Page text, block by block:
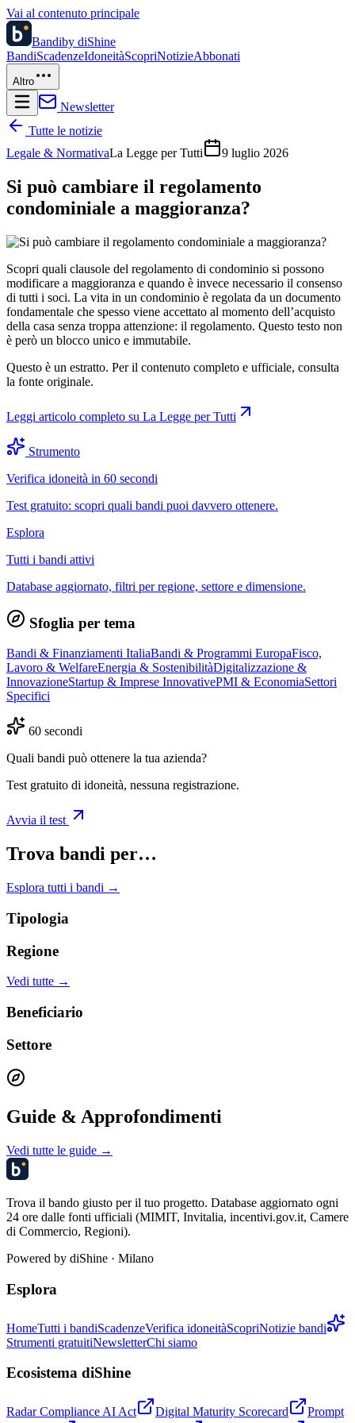
Vai al contenuto principale
Bandiby diShine
BandiScadenzeIdoneitàScopriNotizieAbbonati
Altro
Newsletter
Tutte le notizie
Legale & NormativaLa Legge per Tutti 9 luglio 2026
Si può cambiare il regolamento
condominiale a maggioranza?
Scopri quali clausole del regolamento di condominio si possono
modificare a maggioranza e quando è invece necessario il consenso
di tutti i soci. La vita in un condominio è regolata da un documento
fondamentale che spesso viene accettato al momento dell’acquisto
della casa senza troppa attenzione: il regolamento. Questo testo non
è però un blocco unico e immutabile.
Questo è un estratto. Per il contenuto completo e ufficiale, consulta
la fonte originale.
Leggi articolo completo su La Legge per Tutti
Strumento
Verifica idoneità in 60 secondi
Test gratuito: scopri quali bandi puoi davvero ottenere.
Esplora
Tutti i bandi attivi
Database aggiornato, filtri per regione, settore e dimensione.
Sfoglia per tema
Bandi & Finanziamenti ItaliaBandi & Programmi EuropaFisco,
Lavoro & WelfareEnergia & SostenibilitàDigitalizzazione &
InnovazioneStartup & Imprese InnovativePMI & EconomiaSettori
Specifici
60 secondi
Quali bandi può ottenere la tua azienda?
Test gratuito di idoneità, nessuna registrazione.
Avvia il test
Trova bandi per…
Esplora tutti i bandi →
Tipologia
Regione
Vedi tutte →
Beneficiario
Settore
Guide & Approfondimenti
Vedi tutte le guide →
Trova il bando giusto per il tuo progetto. Database aggiornato ogni
24 ore dalle fonti ufficiali (MIMIT, Invitalia, incentivi.gov.it, Camere
di Commercio, Regioni).
Powered by diShine · Milano
Esplora
HomeTutti i bandiScadenzeVerifica idoneitàScopriNotizie bandi
Strumenti gratuitiNewsletterChi siamo
Ecosistema diShine
Radar Compliance AI Act Digital Maturity Scorecard Prompt